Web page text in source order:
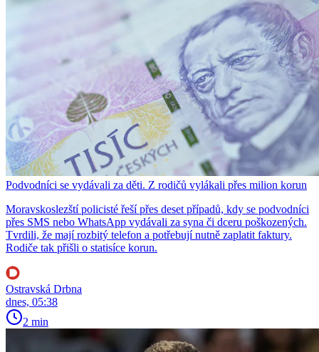
Podvodníci se vydávali za děti. Z rodičů vylákali přes milion korun
Moravskoslezští policisté řeší přes deset případů, kdy se podvodníci
přes SMS nebo WhatsApp vydávali za syna či dceru poškozených.
Tvrdili, že mají rozbitý telefon a potřebují nutně zaplatit faktury.
Rodiče tak přišli o statisíce korun.
Ostravská Drbna
dnes, 05:38
2 min